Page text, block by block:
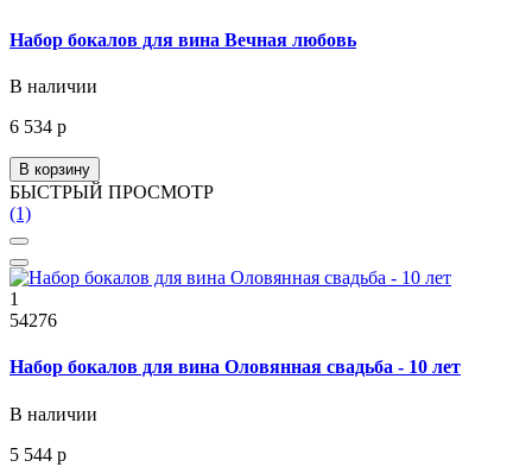
Набор бокалов для вина Вечная любовь
В наличии
6 534 р
В корзину
БЫСТРЫЙ ПРОСМОТР
(1)
1
54276
Набор бокалов для вина Оловянная свадьба - 10 лет
В наличии
5 544 р